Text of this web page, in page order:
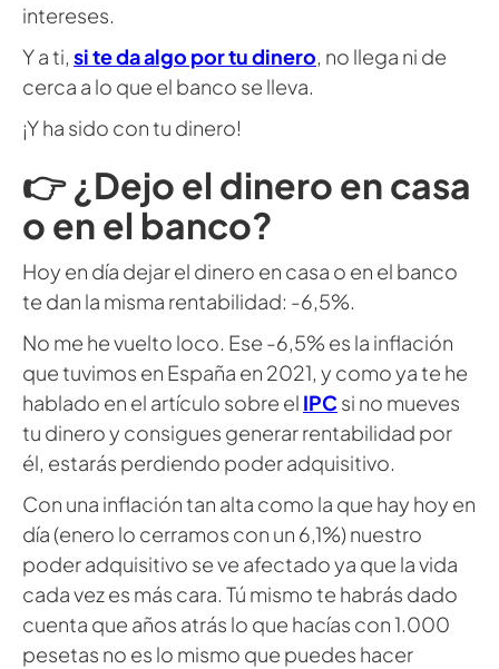
intereses.
Y a ti, si te da algo por tu dinero , no llega ni de
cerca a lo que el banco se lleva.
¡Y ha sido con tu dinero!
👉 ¿Dejo el dinero en casa
o en el banco?
Hoy en día dejar el dinero en casa o en el banco
te dan la misma rentabilidad: -6,5%.
No me he vuelto loco. Ese -6,5% es la inflación
que tuvimos en España en 2021, y como ya te he
hablado en el artículo sobre el IPC si no mueves
tu dinero y consigues generar rentabilidad por
él, estarás perdiendo poder adquisitivo.
Con una inflación tan alta como la que hay hoy en
día (enero lo cerramos con un 6,1%) nuestro
poder adquisitivo se ve afectado ya que la vida
cada vez es más cara. Tú mismo te habrás dado
cuenta que años atrás lo que hacías con 1.000
pesetas no es lo mismo que puedes hacer